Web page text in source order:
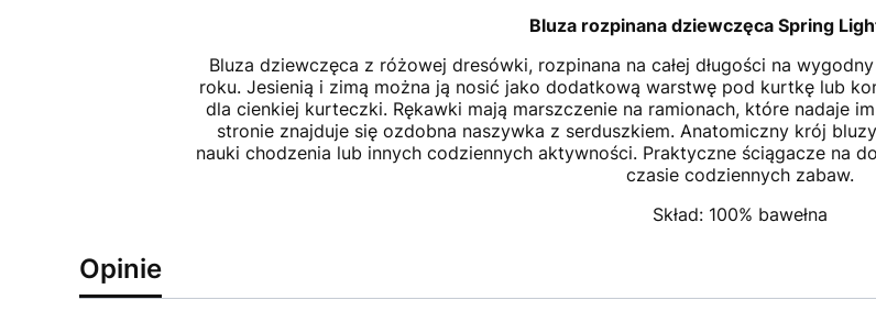
Bluza rozpinana dziewczęca Spring
Bluza dziewczęca z różowej dresówki, rozpinana na całej długości na
roku. Jesienią i zimą można ją nosić jako dodatkową warstwę pod kurtkę lub
dla cienkiej kurteczki. Rękawki mają marszczenie na ramionach, które nadaje
stronie znajduje się ozdobna naszywka z serduszkiem. Anatomiczny krój
nauki chodzenia lub innych codziennych aktywności. Praktyczne ściągacze na
czasie codziennych zabaw.
Skład: 100% bawełna
Opinie